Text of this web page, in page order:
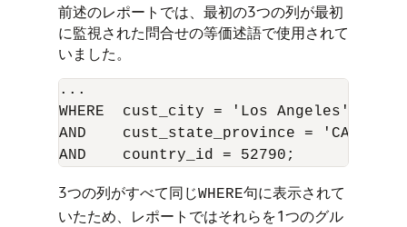
前述のレポートでは、最初の3つの列が最初
に監視された問合せの等価述語で使用されて
いました。
...
WHERE  cust_city = 'Los Angeles'
AND    cust_state_province = 'CA'
3つの列がすべて同じWHERE句に表示されて
いたため、レポートではそれらを1つのグル